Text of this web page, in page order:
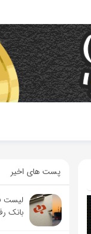
پست های اخیر
لیست
بانک